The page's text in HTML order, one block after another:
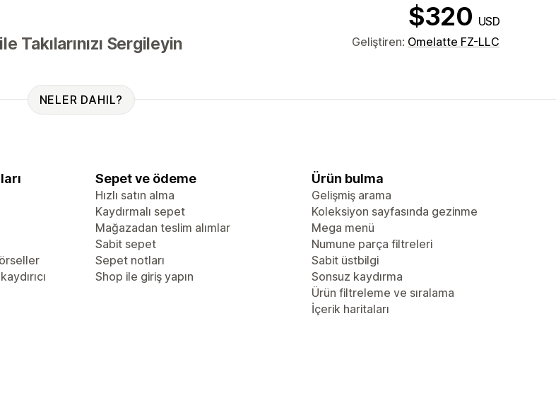
$320 USD
Takılarınızı Sergileyin Geliştiren: Omelatte FZ-LLC
NELER DAHIL?
Sepet ve ödeme
Hızlı satın alma
Kaydırmalı sepet
Mağazadan teslim alımlar
Sabit sepet
Sepet notları
Shop ile giriş yapın
Ürün bulma
Gelişmiş arama
Koleksiyon sayfasında gezinme
Mega menü
Numune parça filtreleri
Sabit üstbilgi
Sonsuz kaydırma
Ürün filtreleme ve sıralama
İçerik haritaları